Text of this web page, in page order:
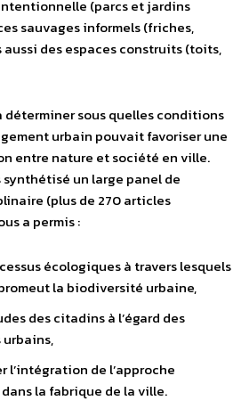
(parcs et jardins
sauvages informels (friches,
des espaces construits (toits,
déterminer sous quelles conditions
urbain pouvait favoriser une
entre nature et société en ville.
synthétisé un large panel de
(plus de 270 articles
a permis :
écologiques à travers lesquels
la biodiversité urbaine,
des citadins à l’égard des
urbains,
l’intégration de l’approche
la fabrique de la ville.